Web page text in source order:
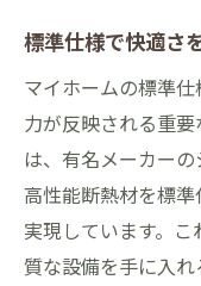
標準仕様で快適さ
マイホームの標準
力が反映される重
は、有名メーカーの
高性能断熱材を標
実現しています。
質な設備を手に入れ